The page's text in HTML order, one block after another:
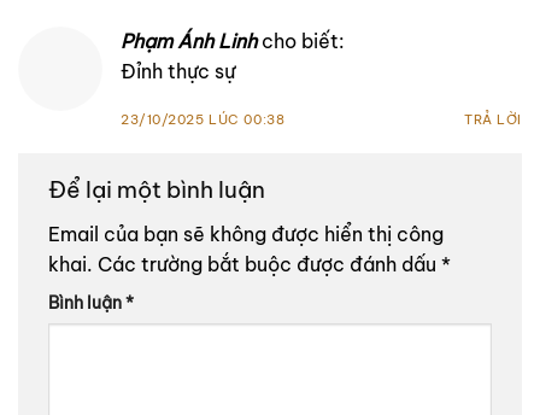
Phạm Ánh Linh cho biết:
Đỉnh thực sự
23/10/2025 LÚC 00:38 TRẢ LỜI
Để lại một bình luận
Email của bạn sẽ không được hiển thị công
khai. Các trường bắt buộc được đánh dấu *
Bình luận*